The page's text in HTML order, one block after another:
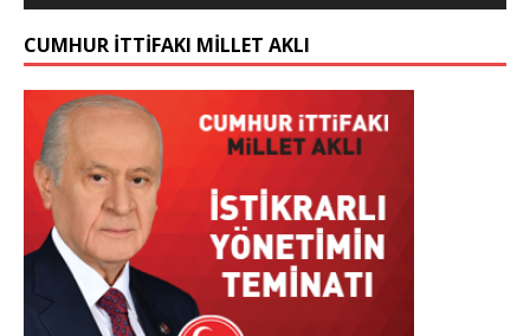
CUMHUR İTTİFAKI MİLLET AKLI